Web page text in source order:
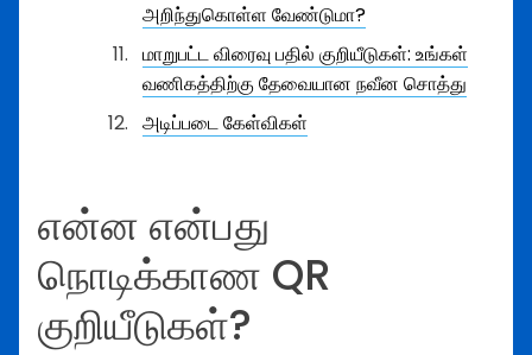
அறிந்துகொள்ள வேண்டுமா?
மாறுபட்ட விரைவு பதில் குறியீடுகள்: உங்கள்
வணிகத்திற்கு தேவையான நவீன சொத்து
அடிப்படை கேள்விகள்
என்ன என்பது
நொடிக்காண QR
குறியீடுகள்?